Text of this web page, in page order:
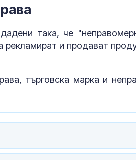
така, че
и продават
търговска марка и
Една
хил.
какво